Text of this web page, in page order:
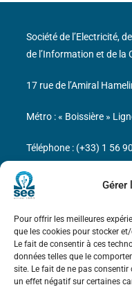
Gérer
Pour offrir les meilleures
que les cookies pour stocker
Le fait de consentir à ces
données telles que le
site. Le fait de ne pas
un effet négatif sur certaines
Bicentenaire
Marie Ampère
Mentions légales
Société de l’Electricité,
de l’Information et de la
17 rue de l’Amiral
Métro : « Boissière »
Téléphone : (+33) 1 56
N° de SIREN : 785 393
communautaire : FR44